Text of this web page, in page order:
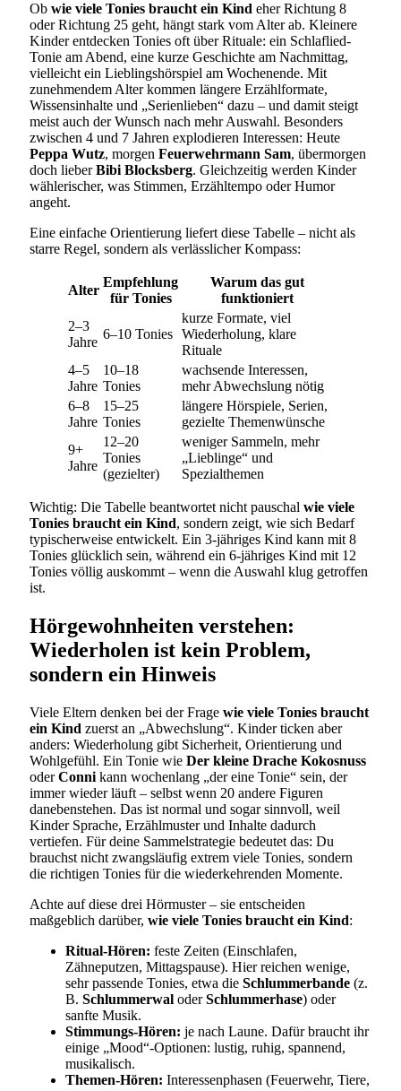
Ob wie viele Tonies braucht ein Kind eher Richtung 8
oder Richtung 25 geht, hängt stark vom Alter ab. Kleinere
Kinder entdecken Tonies oft über Rituale: ein Schlaflied-
Tonie am Abend, eine kurze Geschichte am Nachmittag,
vielleicht ein Lieblingshörspiel am Wochenende. Mit
zunehmendem Alter kommen längere Erzählformate,
Wissensinhalte und „Serienlieben“ dazu – und damit steigt
meist auch der Wunsch nach mehr Auswahl. Besonders
zwischen 4 und 7 Jahren explodieren Interessen: Heute
Peppa Wutz, morgen Feuerwehrmann Sam, übermorgen
doch lieberBibi Blocksberg. Gleichzeitig werden Kinder
wählerischer, was Stimmen, Erzähltempo oder Humor
angeht.
Eine einfache Orientierung liefert diese Tabelle – nicht als
starre Regel, sondern als verlässlicher Kompass:
Alter
Empfehlung
für Tonies
Warum das gut
funktioniert
2–3
Jahre
6–10 Tonies
kurze Formate, viel
Wiederholung, klare
Rituale
4–5
Jahre
10–18
Tonies
wachsende Interessen,
mehr Abwechslung nötig
6–8
Jahre
15–25
Tonies
längere Hörspiele, Serien,
gezielte Themenwünsche
9+
Jahre
12–20
Tonies
(gezielter)
weniger Sammeln, mehr
„Lieblinge“ und
Spezialthemen
Wichtig: Die Tabelle beantwortet nicht pauschal wie viele
Tonies braucht ein Kind, sondern zeigt, wie sich Bedarf
typischerweise entwickelt. Ein 3-jähriges Kind kann mit 8
Tonies glücklich sein, während ein 6-jähriges Kind mit 12
Tonies völlig auskommt – wenn die Auswahl klug getroffen
ist.
Hörgewohnheiten verstehen:
Wiederholen ist kein Problem,
sondern ein Hinweis
Viele Eltern denken bei der Frage wie viele Tonies braucht
ein Kind zuerst an „Abwechslung“. Kinder ticken aber
anders: Wiederholung gibt Sicherheit, Orientierung und
Wohlgefühl. Ein Tonie wie Der kleine Drache Kokosnuss
oderConni kann wochenlang „der eine Tonie“ sein, der
immer wieder läuft – selbst wenn 20 andere Figuren
danebenstehen. Das ist normal und sogar sinnvoll, weil
Kinder Sprache, Erzählmuster und Inhalte dadurch
vertiefen. Für deine Sammelstrategie bedeutet das: Du
brauchst nicht zwangsläufig extrem viele Tonies, sondern
die richtigen Tonies für die wiederkehrenden Momente.
Achte auf diese drei Hörmuster – sie entscheiden
maßgeblich darüber, wie viele Tonies braucht ein Kind:
Ritual-Hören: feste Zeiten (Einschlafen,
Zähneputzen, Mittagspause). Hier reichen wenige,
sehr passende Tonies, etwa die Schlummerbande (z.
B. Schlummerwal oderSchlummerhase) oder
sanfte Musik.
Stimmungs-Hören: je nach Laune. Dafür braucht ihr
einige „Mood“-Optionen: lustig, ruhig, spannend,
musikalisch.
Themen-Hören: Interessenphasen (Feuerwehr, Tiere,